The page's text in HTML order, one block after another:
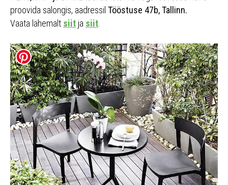
proovida salongis, aadressil Tööstuse 47b, Tallinn.
Vaata lähemalt siit ja siit